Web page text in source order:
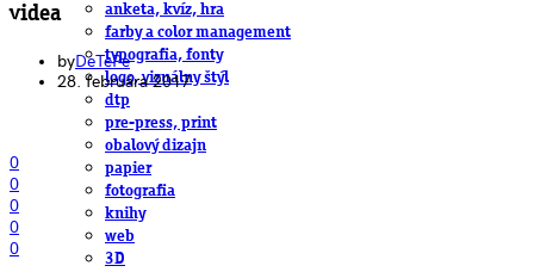
anketa, kvíz, hra
farby a color management
typografia, fonty
logo, vizuálny štýl
dtp
pre-press, print
obalový dizajn
papier
fotografia
knihy
web
3D
videa
byDeTePe
28. februára 2017
0
0
0
0
0